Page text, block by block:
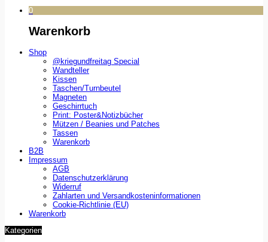
0
Warenkorb
Shop
@kriegundfreitag Special
Wandteller
Kissen
Taschen/Turnbeutel
Magneten
Geschirrtuch
Print: Poster&Notizbücher
Mützen / Beanies und Patches
Tassen
Warenkorb
B2B
Impressum
AGB
Datenschutzerklärung
Widerruf
Zahlarten und Versandkosteninformationen
Cookie-Richtlinie (EU)
Warenkorb
Kategorien